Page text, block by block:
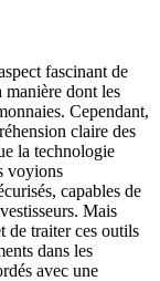
fascinant de
manière dont les
Cependant,
claire des
la technologie
voyions
capables de
Mais
de traiter ces outils
dans les
avec une